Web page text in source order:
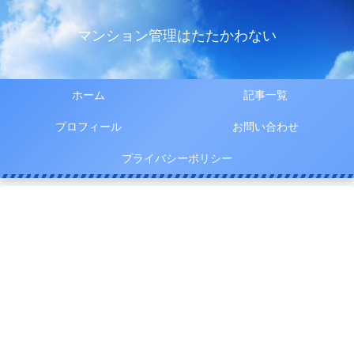
マンション管理はたたかわない
ホーム 記事一覧
プロフィール お問い合わせ
プライバシーポリシー